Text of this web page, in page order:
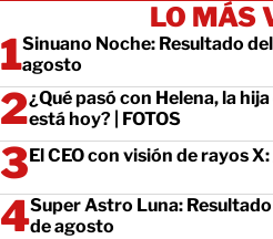
LO MÁS
Sinuano Noche: Resultado
agosto
¿Qué pasó con Helena, la
está hoy? | FOTOS
El CEO con visión de rayos
Super Astro Luna:
de agosto